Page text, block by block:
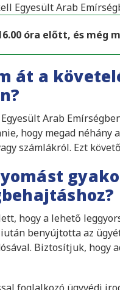
Egyesült Arab
óra előtt, és még
át a
Arab
hogy megad néhány
számlákról. Ezt
hogy a lehető
benyújtotta az
Biztosítjuk, hogy